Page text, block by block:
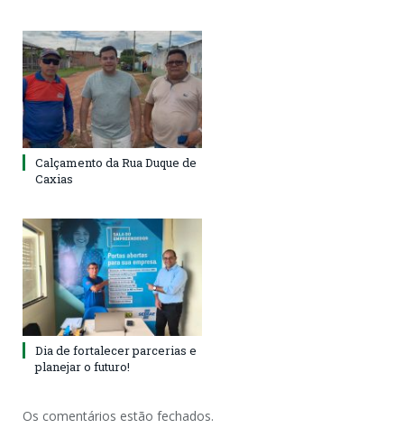
Calçamento da Rua Duque de
Caxias
Dia de fortalecer parcerias e
planejar o futuro!
Os comentários estão fechados.